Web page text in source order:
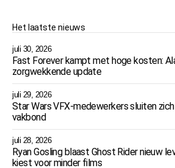
Het laatste nieuws
juli 30, 2026
Fast Forever kampt met hoge kosten:
zorgwekkende update
juli 29, 2026
Star Wars VFX-medewerkers sluiten zich
vakbond
juli 28, 2026
Ryan Gosling blaast Ghost Rider nieuw
kiest voor minder films